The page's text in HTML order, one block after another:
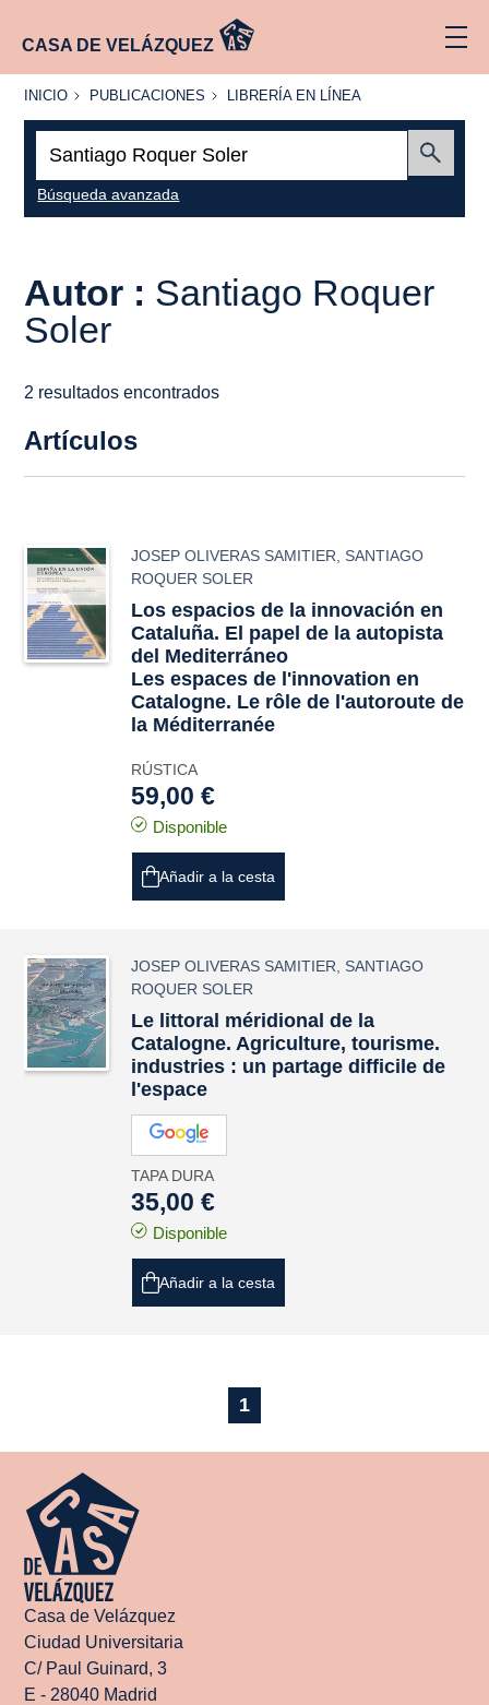
CASA DE VELÁZQUEZ
INICIO
INICIO PUBLICACIONES
PUBLICACIONES
LIBRERÍA
LÍNEA
LIBRERÍA EN LÍNEA
Búsqueda avanzada
Autor : Santiago Roquer
Soler
2 resultados encontrados
Artículos
JOSEP OLIVERAS SAMITIER
SANTIAGO
ROQUER SOLER
Los espacios de la innovación en
Cataluña. El papel de la autopista
del Mediterráneo
Les espaces de l'innovation en
Catalogne. Le rôle de l'autoroute de
la Méditerranée
RÚSTICA
59,00 €
Disponible
Añadir a la cesta
JOSEP OLIVERAS SAMITIER
SANTIAGO
ROQUER SOLER
Le littoral méridional de la
Catalogne. Agriculture, tourisme.
industries : un partage difficile de
l'espace
TAPA DURA
35,00 €
Disponible
Añadir a la cesta
1
Casa de Velázquez
Ciudad Universitaria
C/ Paul Guinard, 3
E - 28040 Madrid